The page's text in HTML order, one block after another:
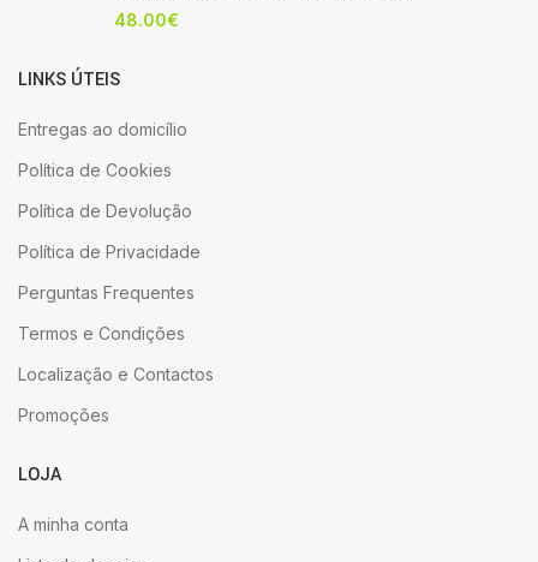
48.00€
LINKS ÚTEIS
Entregas ao domicílio
Política de Cookies
Política de Devolução
Política de Privacidade
Perguntas Frequentes
Termos e Condições
Localização e Contactos
Promoções
LOJA
A minha conta